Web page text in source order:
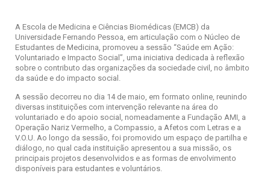
A Escola de Medicina e Ciências Biomédicas (EMCB) da
Universidade Fernando Pessoa, em articulação com o Núcleo de
Estudantes de Medicina, promoveu a sessão “Saúde em Ação:
Voluntariado e Impacto Social”, uma iniciativa dedicada à reflexão
sobre o contributo das organizações da sociedade civil, no âmbito
da saúde e do impacto social.
A sessão decorreu no dia 14 de maio, em formato online, reunindo
diversas instituições com intervenção relevante na área do
voluntariado e do apoio social, nomeadamente a Fundação AMI, a
Operação Nariz Vermelho, a Compassio, a Afetos com Letras e a
V.O.U. Ao longo da sessão, foi promovido um espaço de partilha e
diálogo, no qual cada instituição apresentou a sua missão, os
principais projetos desenvolvidos e as formas de envolvimento
disponíveis para estudantes e voluntários.